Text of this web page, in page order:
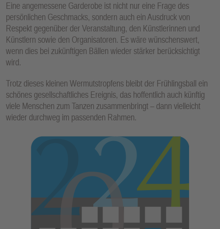
Eine angemessene Garderobe ist nicht nur eine Frage des
persönlichen Geschmacks, sondern auch ein Ausdruck von
Respekt gegenüber der Veranstaltung, den Künstlerinnen und
Künstlern sowie den Organisatoren. Es wäre wünschenswert,
wenn dies bei zukünftigen Bällen wieder stärker berücksichtigt
wird.
Trotz dieses kleinen Wermutstropfens bleibt der Frühlingsball ein
schönes gesellschaftliches Ereignis, das hoffentlich auch künftig
viele Menschen zum Tanzen zusammenbringt – dann vielleicht
wieder durchweg im passenden Rahmen.